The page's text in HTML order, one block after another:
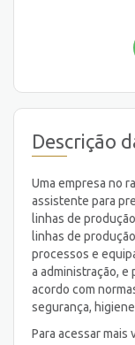
Descrição
Uma empresa no
assistente para
linhas de
linhas de
processos e
a administração,
acordo com
segurança,
Para acessar mais